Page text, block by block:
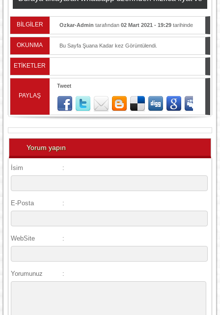
stok bilgisi alabilirsiniz
BİLGİLER Ozkar-Admin tarafından 02 Mart 2021 - 19:29tarihinde
OKUNMA Bu Sayfa Şuana Kadar kez Görüntülendi.
ETİKETLER
PAYLAŞ
Tweet
Yorum yapın
İsim :
E-Posta :
WebSite :
Yorumunuz :